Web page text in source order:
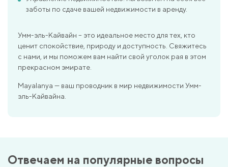
заботы по сдаче вашей недвижимости в аренду.
Умм-эль-Кайвайн – это идеальное место для тех, кто
ценит спокойствие, природу и доступность. Свяжитесь
с нами, и мы поможем вам найти свой уголок рая в этом
прекрасном эмирате.
Mayalanya — ваш проводник в мир недвижимости Умм-
эль-Кайвайна.
Отвечаем на популярные вопросы